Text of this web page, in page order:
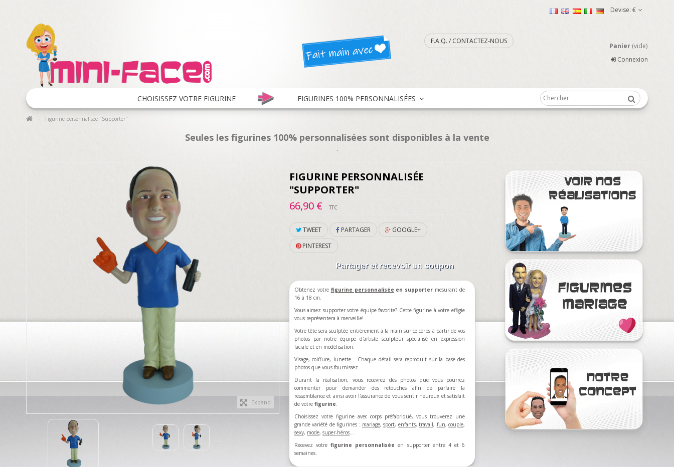
Devise: €
F.A.Q. / CONTACTEZ-NOUS
Panier (vide)
Connexion
CHOISISSEZ VOTRE FIGURINE FIGURINES 100% PERSONNALISÉES
Figurine personnalisée "Supporter"
Seules les figurines 100% personnalisées sont disponibles à la vente
.
Expand
FIGURINE PERSONNALISÉE
"SUPPORTER"
66,90 €
TTC
TWEET PARTAGER
GOOGLE+
PINTEREST
Partager et recevoir un coupon
Obtenez votre figurine personnalisée en supporter mesurant de
16 à 18 cm.
Vous aimez supporter votre équipe favorite? Cette figurine à votre effigie
vous représentera à merveille!
Votre tête sera sculptée entièrement à la main sur ce corps à partir de vos
photos par notre équipe d'artiste sculpteur spécialisé en expression
faciale et en modélisation.
Visage, coiffure, lunette... Chaque détail sera reproduit sur la base des
photos que vous fournissez.
Durant la réalisation, vous recevrez des photos que vous pourrez
commenter pour demander des retouches afin de parfaire la
ressemblance et ainsi avoir l'assurance de vous sentir heureux et satisfait
de votre figurine.
Choisissez votre figurine avec corps préfabriqué, vous trouverez une
grande variété de figurines : mariage,sport, enfants,travail, fun,couple,
sexy, mode, super-héros…
Recevez votrefigurine personnalisée en supporter entre 4 et 6
semaines.